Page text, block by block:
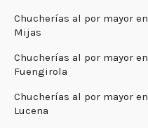
Chucherías al por mayor en
Mijas
Chucherías al por mayor en
Fuengirola
Chucherías al por mayor en
Lucena